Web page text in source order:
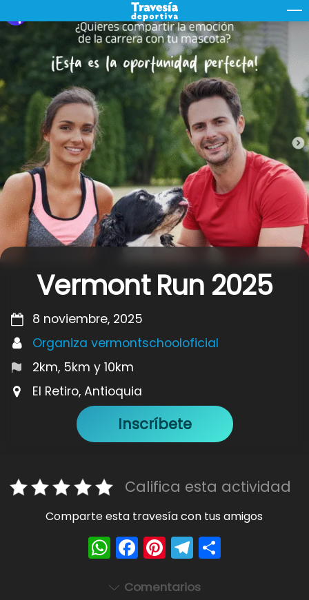
to
content
Vermont Run 2025
8 noviembre, 2025
Organiza vermontschooloficial
2km, 5km y 10km
El Retiro, Antioquia
Inscríbete
Califica esta actividad
Comparte esta travesía con tus amigos
W
h
a
F
a
c
Pi
nt
er
T
el
e
Comentarios